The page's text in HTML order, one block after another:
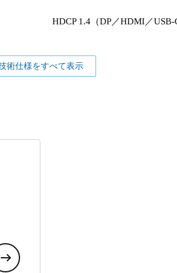
HDCP 1.4（DP／HDMI／USB-
術仕様をすべて表示